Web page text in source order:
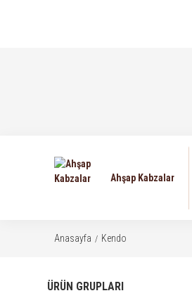
Ahşap Kabzalar
Anasayfa Kendo
ÜRÜN GRUPLARI